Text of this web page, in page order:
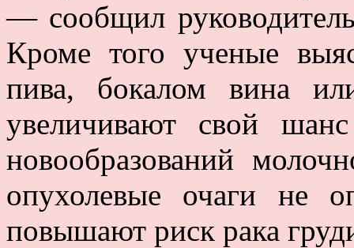
— сообщил
Кроме того ученые
пива, бокалом вина
увеличивают свой шанс
новообразований
опухолевые очаги не
повышают риск рака